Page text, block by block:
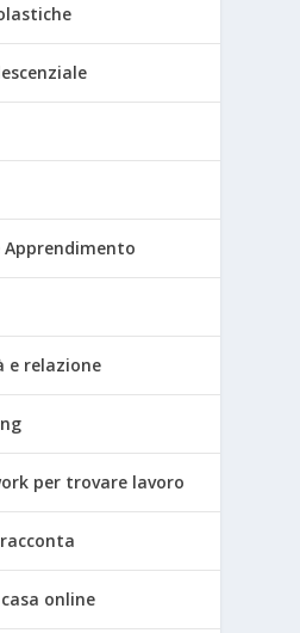
Apprendimento
e relazione
per trovare lavoro
online